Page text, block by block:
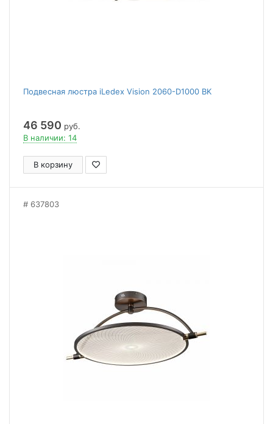
Подвесная люстра iLedex Vision 2060-D1000 BK
46 590 руб.
В наличии: 14
В корзину
637803